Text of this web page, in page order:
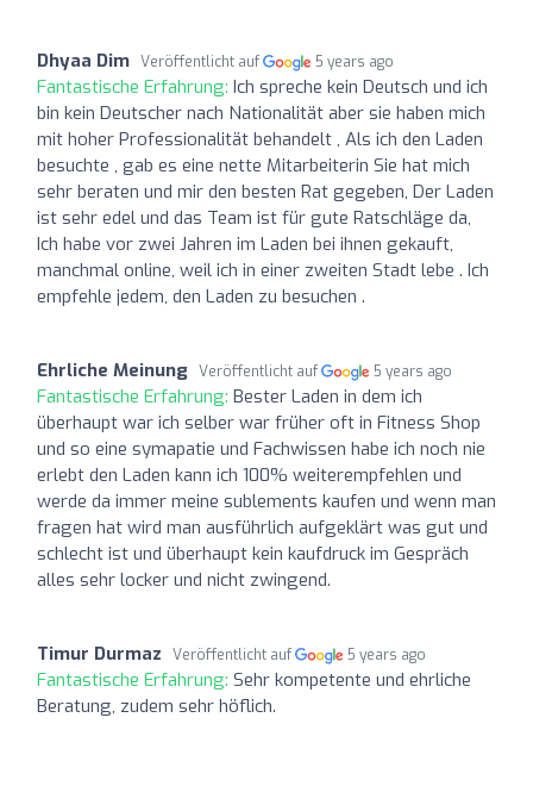
Dhyaa Dim Veröffentlicht auf 5 years ago
Fantastische Erfahrung: Ich spreche kein Deutsch und ich
bin kein Deutscher nach Nationalität aber sie haben mich
mit hoher Professionalität behandelt , Als ich den Laden
besuchte , gab es eine nette Mitarbeiterin Sie hat mich
sehr beraten und mir den besten Rat gegeben, Der Laden
ist sehr edel und das Team ist für gute Ratschläge da,
Ich habe vor zwei Jahren im Laden bei ihnen gekauft,
manchmal online, weil ich in einer zweiten Stadt lebe . Ich
empfehle jedem, den Laden zu besuchen .
Ehrliche Meinung Veröffentlicht auf 5 years ago
Fantastische Erfahrung: Bester Laden in dem ich
überhaupt war ich selber war früher oft in Fitness Shop
und so eine symapatie und Fachwissen habe ich noch nie
erlebt den Laden kann ich 100% weiterempfehlen und
werde da immer meine sublements kaufen und wenn man
fragen hat wird man ausführlich aufgeklärt was gut und
schlecht ist und überhaupt kein kaufdruck im Gespräch
alles sehr locker und nicht zwingend.
Timur Durmaz Veröffentlicht auf 5 years ago
Fantastische Erfahrung: Sehr kompetente und ehrliche
Beratung, zudem sehr höflich.